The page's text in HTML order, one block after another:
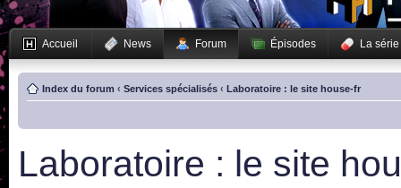
Accueil News Forum Épisodes La série
Index du forum ‹ Services spécialisés ‹ Laboratoire : le site house-fr
Laboratoire : le site